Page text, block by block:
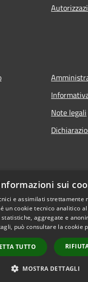
Note legali
sui
e assimilati strettamente
un cookie tecnico analitico
statistiche, aggregate e
può consultare la cookie
TUTTO
MOSTRA DETTAGLI